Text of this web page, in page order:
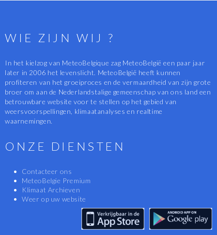
WIE ZIJN WIJ ?
In het kielzog van MeteoBelgique zag MeteoBelgië een paar jaar
later in 2006 het levenslicht. MeteoBelgië heeft kunnen
profiteren van het groeiproces en de vermaardheid van zijn grote
broer om aan de Nederlandstalige gemeenschap van ons land een
betrouwbare website voor te stellen op het gebied van
weersvoorspellingen, klimaatanalyses en realtime
waarnemingen.
ONZE DIENSTEN
Contacteer ons
MeteoBelgie Premium
Klimaat Archieven
Weer op uw website